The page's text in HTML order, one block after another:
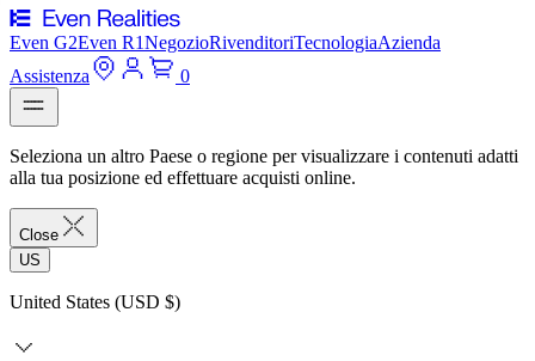
Even G2Even R1NegozioRivenditoriTecnologiaAzienda
Assistenza
0
Seleziona un altro Paese o regione per visualizzare i contenuti adatti
alla tua posizione ed effettuare acquisti online.
Close
US
United States (USD $)